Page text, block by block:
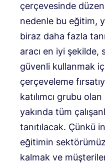
çerçevesinde
nedenle bu eğitim,
biraz daha fazla
aracı en iyi şekilde,
güvenli kullanmak
çerçeveleme
katılımcı grubu
yakında tüm
tanıtılacak. Çünkü
eğitimin
kalmak ve